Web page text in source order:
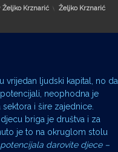
Željko Krznarić Kategorije:
Željko Krznarić
vrijedan ljudski kapital, no da
neophodna je
i šire zajednice.
briga je društva i za
je to na okruglom stolu
darovite djece –